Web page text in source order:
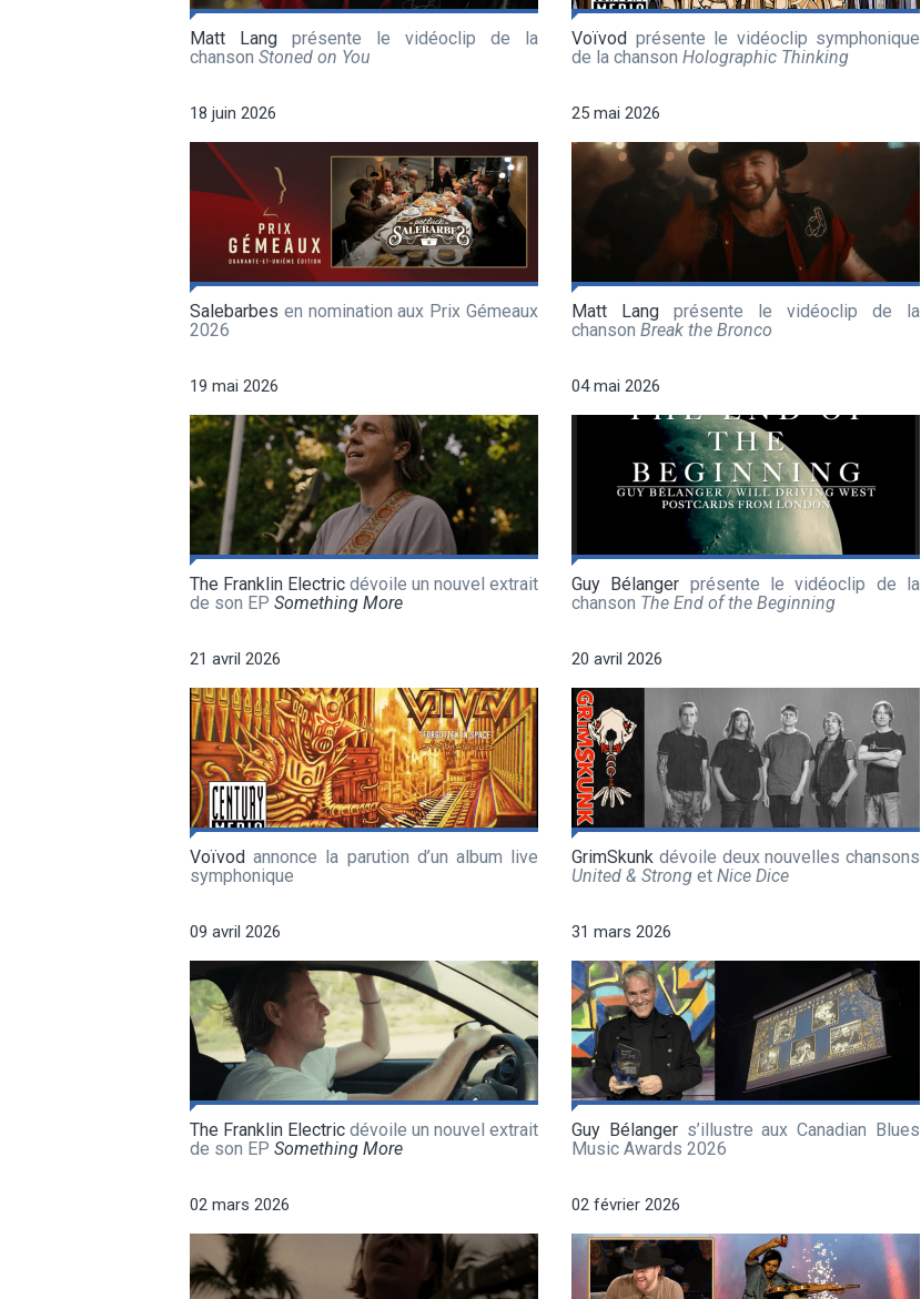
Matt Lang présente le vidéoclip de la
chanson Stoned on You
Voïvod présente le vidéoclip symphonique
de la chanson Holographic Thinking
18 juin 2026
Salebarbes en nomination aux Prix Gémeaux
2026
25 mai 2026
Matt Lang présente le vidéoclip de la
chanson Break the Bronco
19 mai 2026
The Franklin Electric dévoile un nouvel extrait
de son EP Something More
04 mai 2026
Guy Bélanger présente le vidéoclip de la
chanson The End of the Beginning
21 avril 2026
Voïvod annonce la parution d’un album live
symphonique
20 avril 2026
GrimSkunk dévoile deux nouvelles chansons
United & Strong et Nice Dice
09 avril 2026
The Franklin Electric dévoile un nouvel extrait
de son EP Something More
31 mars 2026
Guy Bélangers’illustre aux Canadian Blues
Music Awards 2026
02 mars 2026 02 février 2026